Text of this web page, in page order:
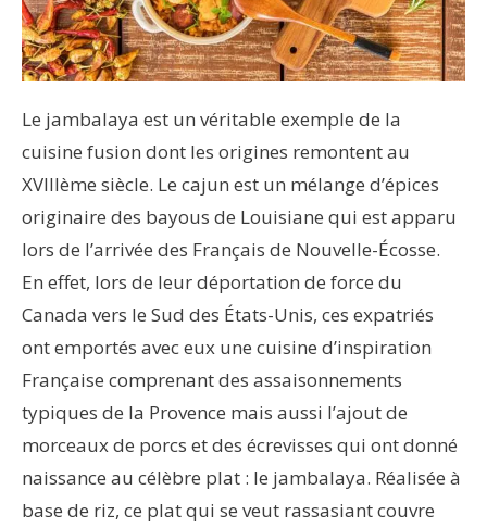
Le jambalaya est un véritable exemple de la
cuisine fusion dont les origines remontent au
XVIIIème siècle. Le cajun est un mélange d’épices
originaire des bayous de Louisiane qui est apparu
lors de l’arrivée des Français de Nouvelle-Écosse.
En effet, lors de leur déportation de force du
Canada vers le Sud des États-Unis, ces expatriés
ont emportés avec eux une cuisine d’inspiration
Française comprenant des assaisonnements
typiques de la Provence mais aussi l’ajout de
morceaux de porcs et des écrevisses qui ont donné
naissance au célèbre plat : le jambalaya. Réalisée à
base de riz, ce plat qui se veut rassasiant couvre